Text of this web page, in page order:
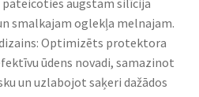
smalkajam oglekļa melnajam.
Optimizēts protektora
ūdens novadi, samazinot
un uzlabojot saķeri dažādos